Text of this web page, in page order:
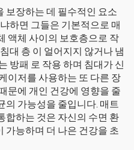
보장하는 데 필수적인 요소
하면 그들은 기본적으로 매
액체 사이의 보호층으로 작
대 층 이 얼어지지 않거나 냄
방패 로 작용 하며 침대가 신
이저를 사용하는 또 다른 장
문에 개인 건강에 영향을 줄
의 가능성을 줄입니다. 매트
합하는 것은 자신의 수면 환
가능하며 더 나은 건강을 초